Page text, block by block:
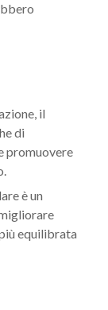
il
di
promuovere
è un
equilibrata